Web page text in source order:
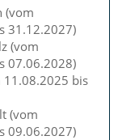
(vom
31.12.2027)
(vom
07.06.2028)
11.08.2025 bis
(vom
09.06.2027)